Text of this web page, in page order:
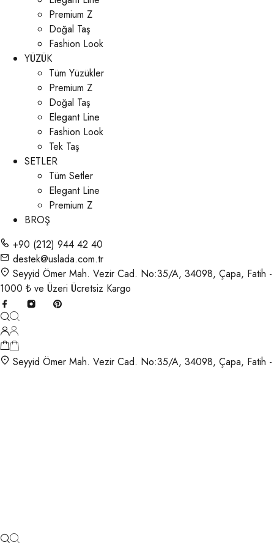
Premium Z
Doğal Taş
Fashion Look
YÜZÜK
Tüm Yüzükler
Premium Z
Doğal Taş
Elegant Line
Fashion Look
Tek Taş
SETLER
Tüm Setler
Elegant Line
Premium Z
BROŞ
+90 (212) 944 42 40
destek@uslada.com.tr
Seyyid Ömer Mah. Vezir Cad. No:35/A, 34098, Çapa, Fatih
1000 ₺ ve Üzeri Ücretsiz Kargo
Seyyid Ömer Mah. Vezir Cad. No:35/A, 34098, Çapa, Fatih